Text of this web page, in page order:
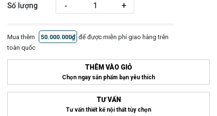
Số lượng - +
Mua thêm 50.000.000₫ để được miễn phí giao hàng trên
toàn quốc
THÊM VÀO GIỎ
Chọn ngay sản phẩm bạn yêu thích
TƯ VẤN
Tư vấn thiết kế nội thất tùy chọn